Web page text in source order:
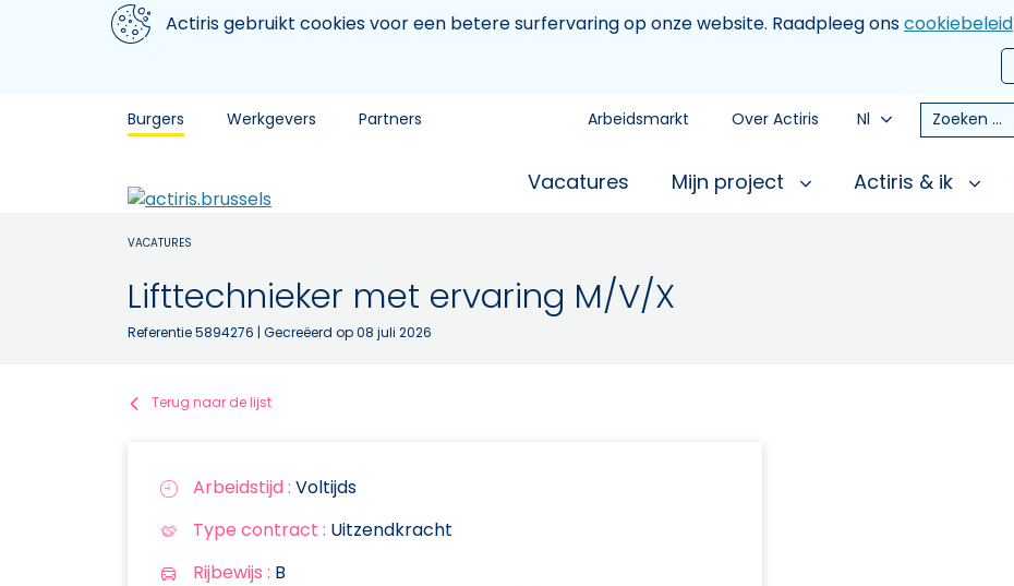
Aller au contenu principal
We gebruiken cookiesActiris gebruikt cookies voor een betere surfervaring op onze website. Raadpleeg onscookiebeleid
Burgers Werkgevers Partners Arbeidsmarkt Over Actiris Nl Zoeken
Vacatures Mijn project Actiris & ik
VACATURES
Lifttechnieker met ervaring M/V/X
Referentie 5894276 | Gecreëerd op 08 juli 2026
Terug naar de lijst
Arbeidstijd : Voltijds
Type contract : Uitzendkracht
Rijbewijs : B